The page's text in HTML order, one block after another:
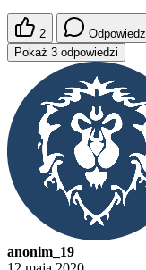
2 Odpowiedz
Pokaż 3 odpowiedzi
anonim_19